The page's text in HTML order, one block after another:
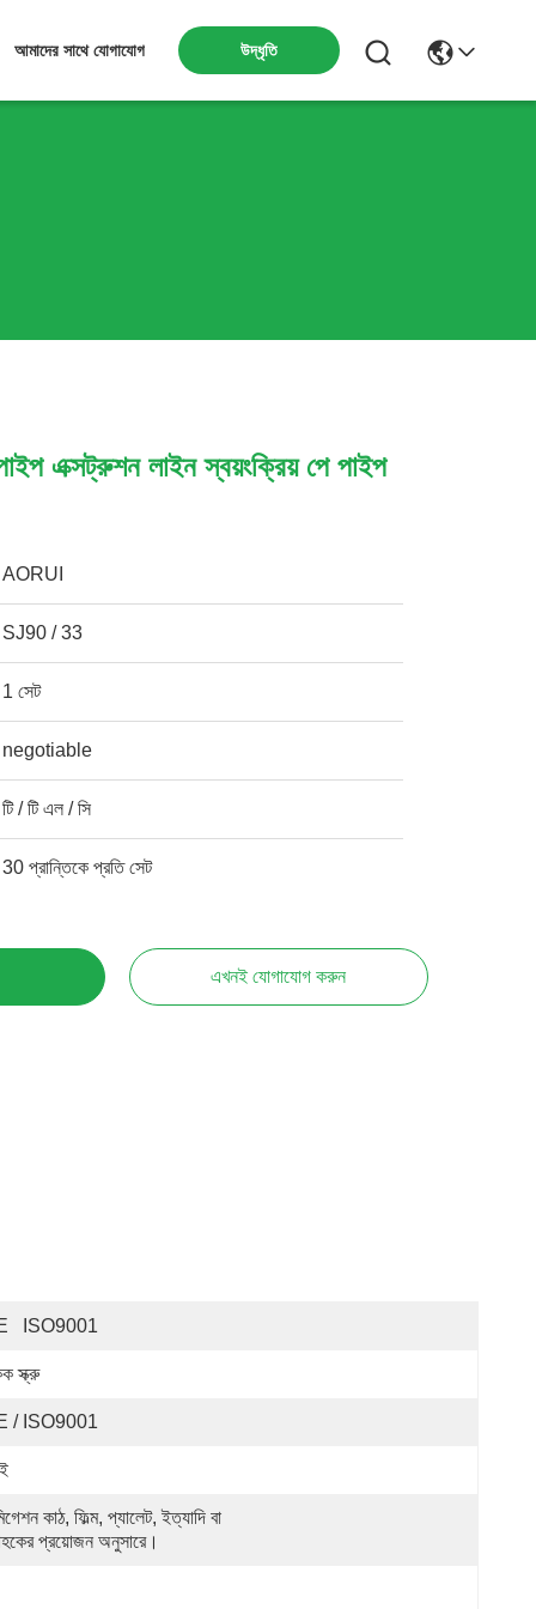
আমাদের সাথে যোগাযোগ উদ্ধৃতি
এক্সট্রুশন লাইন স্বয়ংক্রিয় পে পাইপ
AORUI
SJ90 / 33
1 সেট
negotiable
টি / টি এল / সি
30 প্রান্তিকে প্রতি সেট
এখনই যোগাযোগ করুন
ISO9001
স্ক্রু
/ ISO9001
কাঠ, ফিল্ম, প্যালেট, ইত্যাদি বা
প্রয়োজন অনুসারে।